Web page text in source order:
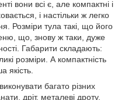
вони всі є, але компактні і
і настільки ж легко
Розміри тула такі, що його
що, знову ж таки, дуже
Габарити складають:
розміри. А компактність
якість.
багато різних
дріт, металеві дроту,